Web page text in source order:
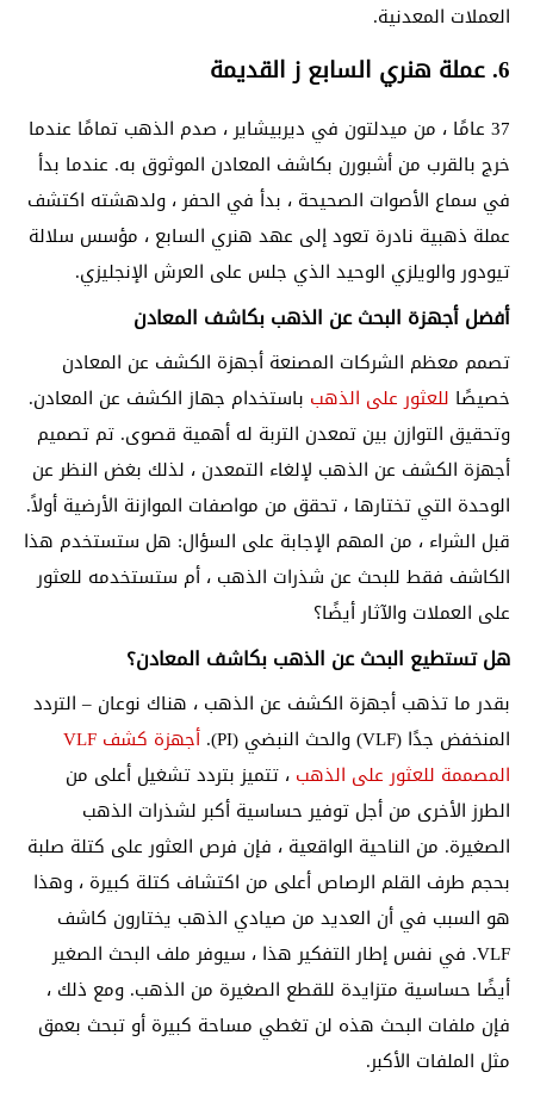
العملات المعدنية.
6. عملة هنري السابع ز القديمة
37 عامًا ، من ميدلتون في ديربيشاير ، صدم الذهب تمامًا عندما
خرج بالقرب من أشبورن بكاشف المعادن الموثوق به. عندما بدأ
في سماع الأصوات الصحيحة ، بدأ في الحفر ، ولدهشته اكتشف
عملة ذهبية نادرة تعود إلى عهد هنري السابع ، مؤسس سلالة
تيودور والويلزي الوحيد الذي جلس على العرش الإنجليزي.
أفضل أجهزة البحث عن الذهب بكاشف المعادن
تصمم معظم الشركات المصنعة أجهزة الكشف عن المعادن
خصيصًا للعثور على الذهب باستخدام جهاز الكشف عن المعادن.
وتحقيق التوازن بين تمعدن التربة له أهمية قصوى. تم تصميم
أجهزة الكشف عن الذهب لإلغاء التمعدن ، لذلك بغض النظر عن
الوحدة التي تختارها ، تحقق من مواصفات الموازنة الأرضية أولاً.
قبل الشراء ، من المهم الإجابة على السؤال: هل ستستخدم هذا
الكاشف فقط للبحث عن شذرات الذهب ، أم ستستخدمه للعثور
على العملات والآثار أيضًا؟
هل تستطيع البحث عن الذهب بكاشف المعادن؟
بقدر ما تذهب أجهزة الكشف عن الذهب ، هناك نوعان – التردد
المنخفض جدًا (VLF)
والحث النبضي (PI).
أجهزة كشف VLF
المصممة للعثور على الذهب ، تتميز بتردد تشغيل أعلى من
الطرز الأخرى من أجل توفير حساسية أكبر لشذرات الذهب
الصغيرة. من الناحية الواقعية ، فإن فرص العثور على كتلة صلبة
بحجم طرف القلم الرصاص أعلى من اكتشاف كتلة كبيرة ، وهذا
هو السبب في أن العديد من صيادي الذهب يختارون كاشف
VLF. في نفس إطار التفكير هذا ، سيوفر ملف البحث الصغير
أيضًا حساسية متزايدة للقطع الصغيرة من الذهب. ومع ذلك ،
فإن ملفات البحث هذه لن تغطي مساحة كبيرة أو تبحث بعمق
مثل الملفات الأكبر.